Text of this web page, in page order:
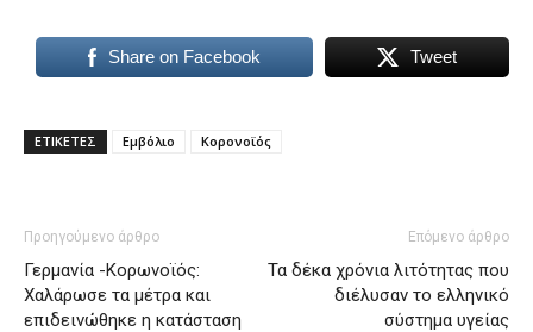
Share on Facebook Tweet
ΕΤΙΚΕΤΕΣ Εμβόλιο Κορονοϊός
Προηγούμενο άρθρο
Γερμανία -Κορωνοϊός:
Χαλάρωσε τα μέτρα και
επιδεινώθηκε η κατάσταση
Επόμενο άρθρο
Τα δέκα χρόνια λιτότητας που
διέλυσαν το ελληνικό
σύστημα υγείας